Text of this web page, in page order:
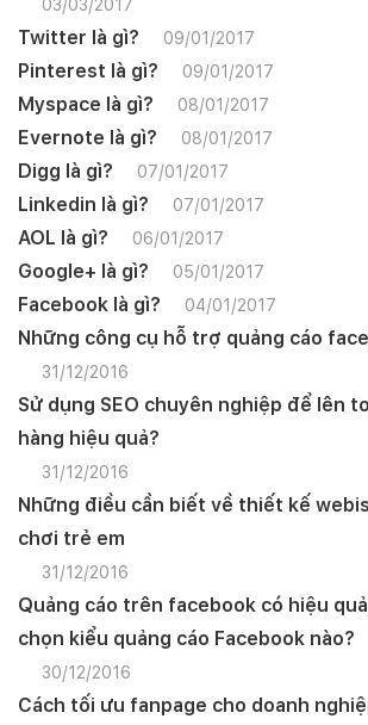
03/03/2017
Twitter là gì? 09/01/2017
Pinterest là gì? 09/01/2017
Myspace là gì? 08/01/2017
Evernote là gì? 08/01/2017
Digg là gì? 07/01/2017
Linkedin là gì? 07/01/2017
AOL là gì? 06/01/2017
Google+ là gì? 05/01/2017
Facebook là gì? 04/01/2017
Những công cụ hỗ trợ quảng cáo
31/12/2016
Sử dụng SEO chuyên nghiệp để lên
hàng hiệu quả?
31/12/2016
Những điều cần biết về thiết kế
chơi trẻ em
31/12/2016
Quảng cáo trên facebook có hiệu
chọn kiểu quảng cáo Facebook nào?
30/12/2016
Cách tối ưu fanpage cho doanh